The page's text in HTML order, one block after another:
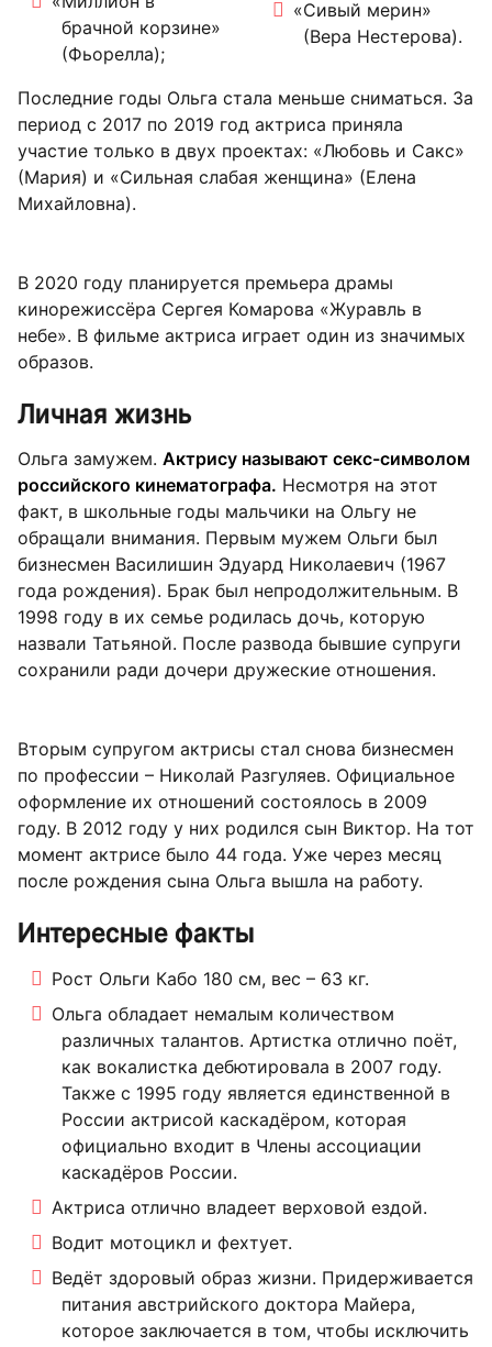
брачной корзине»
(Фьорелла);
«Сивый мерин»
(Вера Нестерова).
Последние годы Ольга стала меньше сниматься. За
период с 2017 по 2019 год актриса приняла
участие только в двух проектах: «Любовь и Сакс»
(Мария) и «Сильная слабая женщина» (Елена
Михайловна).
В 2020 году планируется премьера драмы
кинорежиссёра Сергея Комарова «Журавль в
небе». В фильме актриса играет один из значимых
образов.
Личная жизнь
Ольга замужем. Актрису называют секс-символом
российского кинематографа. Несмотря на этот
факт, в школьные годы мальчики на Ольгу не
обращали внимания. Первым мужем Ольги был
бизнесмен Василишин Эдуард Николаевич (1967
года рождения). Брак был непродолжительным. В
1998 году в их семье родилась дочь, которую
назвали Татьяной. После развода бывшие супруги
сохранили ради дочери дружеские отношения.
Вторым супругом актрисы стал снова бизнесмен
по профессии – Николай Разгуляев. Официальное
оформление их отношений состоялось в 2009
году. В 2012 году у них родился сын Виктор. На тот
момент актрисе было 44 года. Уже через месяц
после рождения сына Ольга вышла на работу.
Интересные факты
Рост Ольги Кабо 180 см, вес – 63 кг.
Ольга обладает немалым количеством
различных талантов. Артистка отлично поёт,
как вокалистка дебютировала в 2007 году.
Также с 1995 году является единственной в
России актрисой каскадёром, которая
официально входит в Члены ассоциации
каскадёров России.
Актриса отлично владеет верховой ездой.
Водит мотоцикл и фехтует.
Ведёт здоровый образ жизни. Придерживается
питания австрийского доктора Майера,
которое заключается в том, чтобы исключить